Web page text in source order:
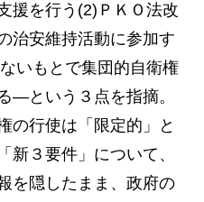
援を行う(2)ＰＫＯ法改
治安維持活動に参加す
いもとで集団的自衛権
―という３点を指摘。
の行使は「限定的」と
新３要件」について、
を隠したまま、政府の